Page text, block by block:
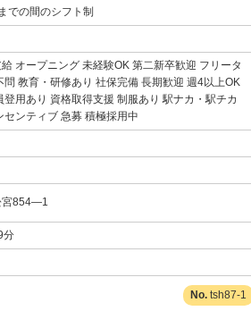
での間のシフト制
オープニング 未経験OK 第二新卒歓迎 フリータ
問 教育・研修あり 社保完備 長期歓迎 週4以上OK
登用あり 資格取得支援 制服あり 駅ナカ・駅チカ
センティブ 急募 積極採用中
宮854―1
分
tsh87-1